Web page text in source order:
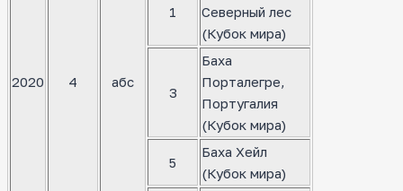
2020 4 абс
1
Северный лес
(Кубок мира)
3
Баха
Порталегре,
Португалия
(Кубок мира)
5
Баха Хейл
(Кубок мира)